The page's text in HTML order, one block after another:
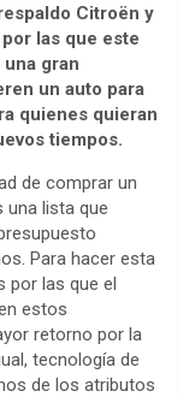
Citroën y
las que este
gran
un auto para
quienes quieran
tiempos.
de comprar un
una lista que
Para hacer esta
por las que el
estos
retorno por la
tecnología de
de los atributos